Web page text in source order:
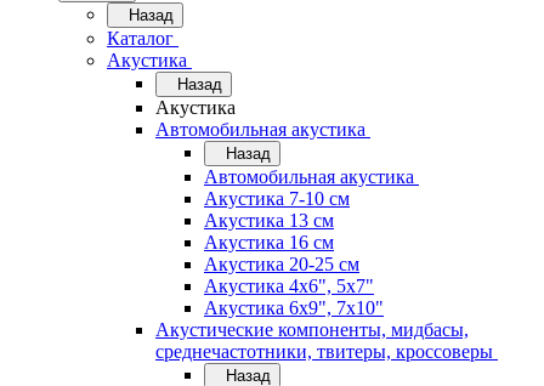
Назад
Каталог
Акустика
Назад
Акустика
Автомобильная акустика
Назад
Автомобильная акустика
Акустика 7-10 см
Акустика 13 см
Акустика 16 см
Акустика 20-25 см
Акустика 4х6", 5х7"
Акустика 6х9", 7х10"
Акустические компоненты, мидбасы,
среднечастотники, твитеры, кроссоверы
Назад